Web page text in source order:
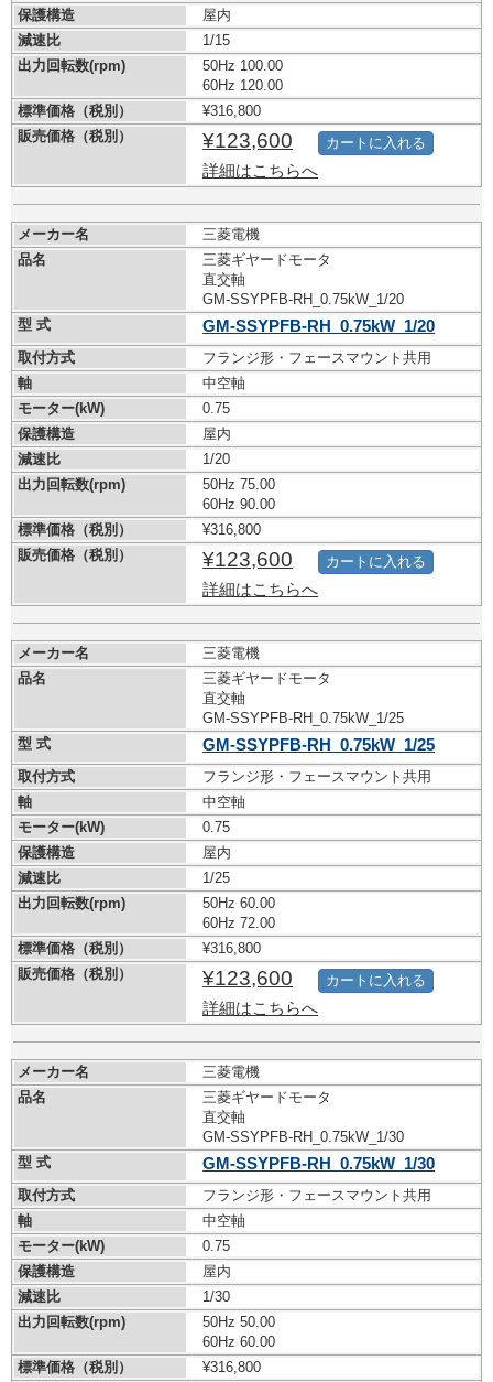
保護構造
屋内
減速比
1/15
出力回転数(rpm)
50Hz 100.00
60Hz 120.00
標準価格（税別）
¥316,800
販売価格（税別）
¥123,600
詳細はこちらへ
カートに入れる
メーカー名
三菱電機
品名
三菱ギヤードモータ
直交軸
GM-SSYPFB-RH_0.75kW_1/20
型 式
GM-SSYPFB-RH_0.75kW_1/20
取付方式
フランジ形・フェースマウント共用
軸
中空軸
モーター(kW)
0.75
保護構造
屋内
減速比
1/20
出力回転数(rpm)
50Hz 75.00
60Hz 90.00
標準価格（税別）
¥316,800
販売価格（税別）
¥123,600
詳細はこちらへ
カートに入れる
メーカー名
三菱電機
品名
三菱ギヤードモータ
直交軸
GM-SSYPFB-RH_0.75kW_1/25
型 式
GM-SSYPFB-RH_0.75kW_1/25
取付方式
フランジ形・フェースマウント共用
軸
中空軸
モーター(kW)
0.75
保護構造
屋内
減速比
1/25
出力回転数(rpm)
50Hz 60.00
60Hz 72.00
標準価格（税別）
¥316,800
販売価格（税別）
¥123,600
詳細はこちらへ
カートに入れる
メーカー名
三菱電機
品名
三菱ギヤードモータ
直交軸
GM-SSYPFB-RH_0.75kW_1/30
型 式
GM-SSYPFB-RH_0.75kW_1/30
取付方式
フランジ形・フェースマウント共用
軸
中空軸
モーター(kW)
0.75
保護構造
屋内
減速比
1/30
出力回転数(rpm)
50Hz 50.00
60Hz 60.00
標準価格（税別）
¥316,800